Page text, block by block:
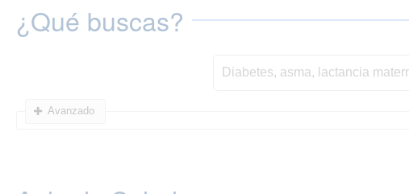
¿Qué buscas?
Avanzado